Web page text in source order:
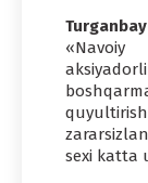
sexi katta